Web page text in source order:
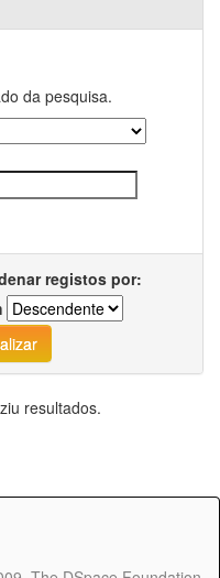
da pesquisa.
registos por:
resultados.